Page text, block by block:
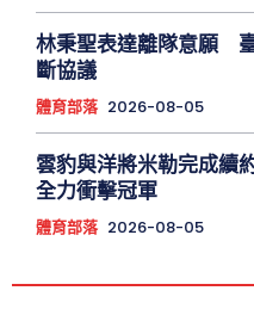
林秉聖表達離隊意願
斷協議
體育部落 2026-08-05
雲豹與洋將米勒完成續
全力衝擊冠軍
體育部落 2026-08-05